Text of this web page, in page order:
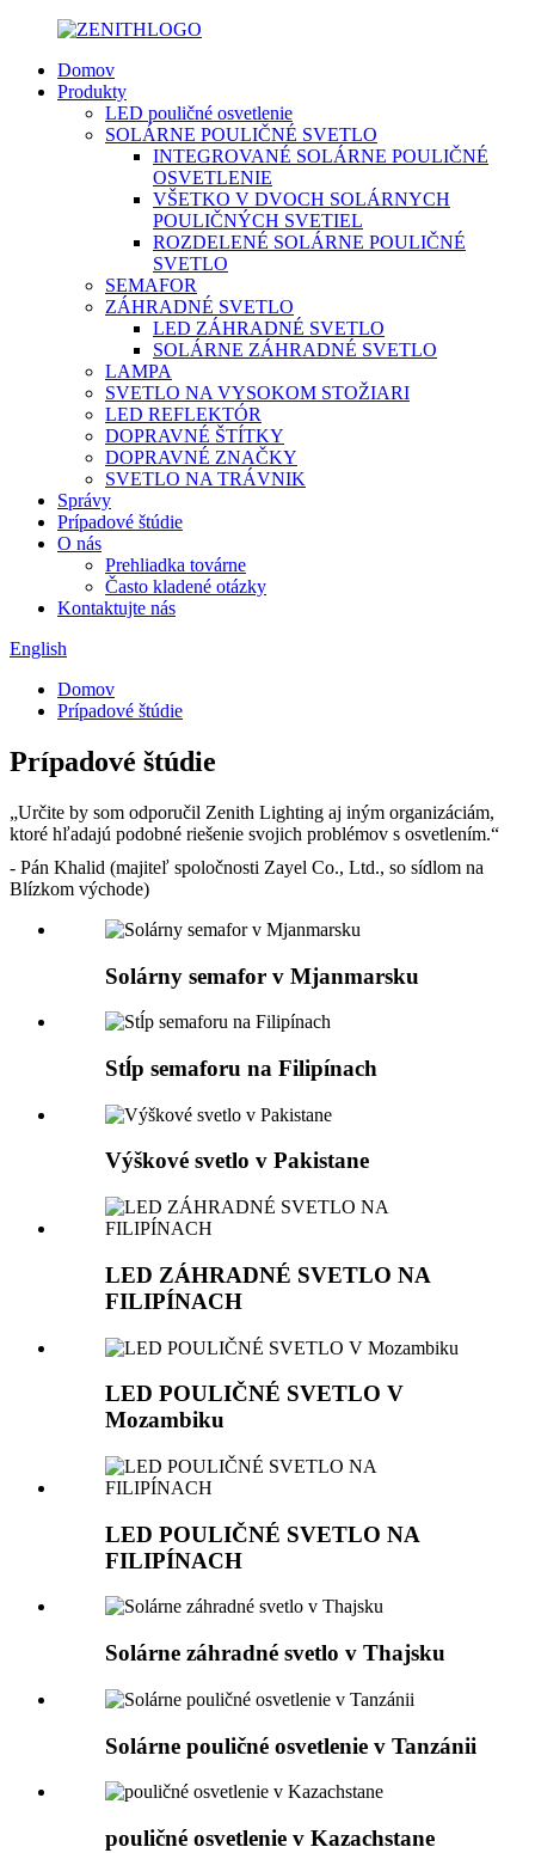
Domov
Produkty
LED pouličné osvetlenie
SOLÁRNE POULIČNÉ SVETLO
INTEGROVANÉ SOLÁRNE POULIČNÉ
OSVETLENIE
VŠETKO V DVOCH SOLÁRNYCH
POULIČNÝCH SVETIEL
ROZDELENÉ SOLÁRNE POULIČNÉ
SVETLO
SEMAFOR
ZÁHRADNÉ SVETLO
LED ZÁHRADNÉ SVETLO
SOLÁRNE ZÁHRADNÉ SVETLO
LAMPA
SVETLO NA VYSOKOM STOŽIARI
LED REFLEKTÓR
DOPRAVNÉ ŠTÍTKY
DOPRAVNÉ ZNAČKY
SVETLO NA TRÁVNIK
Správy
Prípadové štúdie
O nás
Prehliadka továrne
Často kladené otázky
Kontaktujte nás
English
Domov
Prípadové štúdie
Prípadové štúdie
„Určite by som odporučil Zenith Lighting aj iným organizáciám,
ktoré hľadajú podobné riešenie svojich problémov s osvetlením.“
- Pán Khalid (majiteľ spoločnosti Zayel Co., Ltd., so sídlom na
Blízkom východe)
Solárny semafor v Mjanmarsku
Stĺp semaforu na Filipínach
Výškové svetlo v Pakistane
LED ZÁHRADNÉ SVETLO NA
FILIPÍNACH
LED POULIČNÉ SVETLO V
Mozambiku
LED POULIČNÉ SVETLO NA
FILIPÍNACH
Solárne záhradné svetlo v Thajsku
Solárne pouličné osvetlenie v Tanzánii
pouličné osvetlenie v Kazachstane